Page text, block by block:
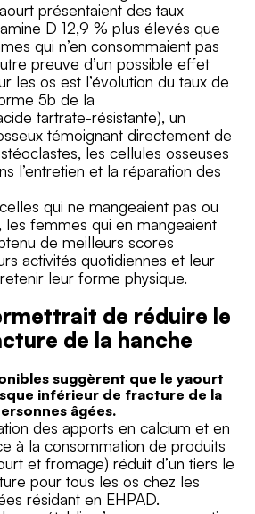
présentaient des taux
D 12,9 % plus élevés que
qui n’en consommaient pas
preuve d’un possible effet
les os est l’évolution du taux de
5b de la
tartrate-résistante), un
témoignant directement de
les cellules osseuses
l’entretien et la réparation des
qui ne mangeaient pas ou
les femmes qui en mangeaient
de meilleurs scores
activités quotidiennes et leur
leur forme physique.
de réduire le
de la hanche
suggèrent que le yaourt
inférieur de fracture de la
âgées.
des apports en calcium et en
à la consommation de produits
et fromage) réduit d’un tiers le
pour tous les os chez les
résidant en EHPAD.